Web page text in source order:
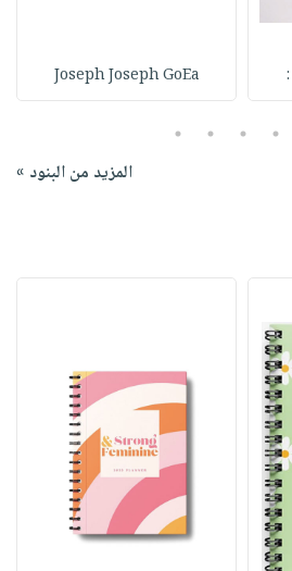
Joseph Joseph GoEa
2
3
4
5
المزيد من البنود »